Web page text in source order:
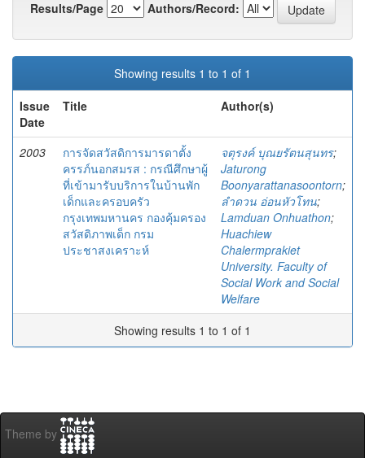
Results/Page
Authors/Record:
Showing results 1 to 1 of 1
Issue
Date
Title Author(s)
2003
การจัดสวัสดิการมารดาตั้ง
ครรภ์นอกสมรส : กรณีศึกษาผู้
ที่เข้ามารับบริการในบ้านพัก
เด็กและครอบครัว
กรุงเทพมหานคร กองคุ้มครอง
สวัสดิภาพเด็ก กรม
ประชาสงเคราะห์
จตุรงค์ บุณยรัตนสุนทร;
Jaturong
Boonyarattanasoontorn;
ลำดวน อ่อนหัวโทน;
Lamduan Onhuathon;
Huachiew
Chalermprakiet
University. Faculty of
Social Work and Social
Welfare
Showing results 1 to 1 of 1
Theme by